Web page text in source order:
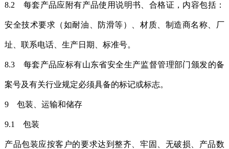
8.2 每套产品应附有产品使用说明书、合格证，内容包括：
安全技术要求（如耐油、防滑等）、材质、制造商名称、厂
址、联系电话、生产日期、标准号。
8.3 每套产品应标有山东省安全生产监督管理部门颁发的备
案号及有关行业规定必须具备的标记或标志。
9 包装、运输和储存
9.1 包装
产品包装应按客户的要求达到整齐、牢固、无破损、产品数